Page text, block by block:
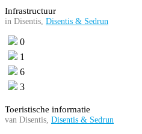
Infrastructuur
in Disentis, Disentis & Sedrun
0
1
6
3
Toeristische informatie
van Disentis, Disentis & Sedrun